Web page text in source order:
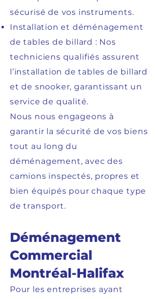
sécurisé de vos instruments.
Installation et déménagement
de tables de billard : Nos
techniciens qualifiés assurent
l’installation de tables de billard
et de snooker, garantissant un
service de qualité.
Nous nous engageons à
garantir la sécurité de vos biens
tout au long du
déménagement, avec des
camions inspectés, propres et
bien équipés pour chaque type
de transport.
Déménagement
Commercial
Montréal-Halifax
Pour les entreprises ayant